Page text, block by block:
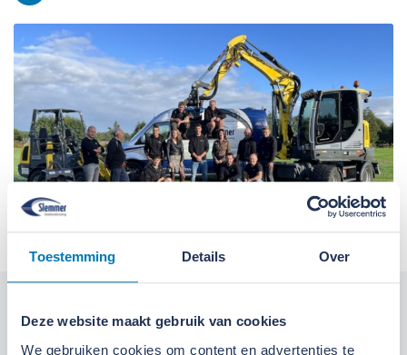
Toestemming Details Over
Deze website maakt gebruik van cookies
We gebruiken cookies om content en advertenties te
Kom langs bij onze locaties